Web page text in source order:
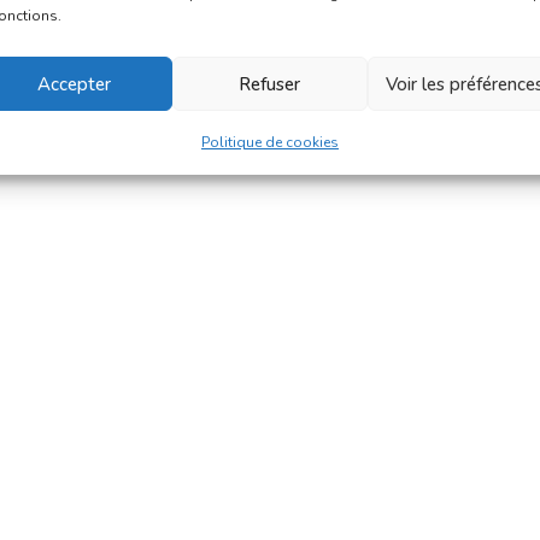
Accepter Refuser Voir les
Politique de cookies